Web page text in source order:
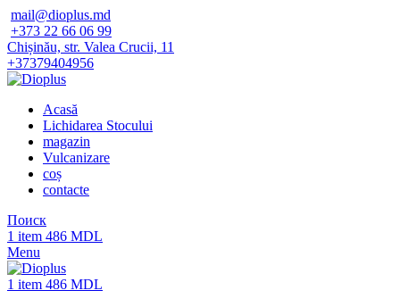
mail@dioplus.md
+373 22 66 06 99
Chișinău, str. Valea Crucii, 11
+37379404956
Acasă
Lichidarea Stocului
magazin
Vulcanizare
coș
contacte
Поиск
1 item 486 MDL
Menu
1 item 486 MDL